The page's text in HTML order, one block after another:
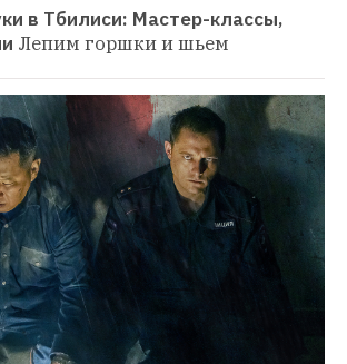
в Тбилиси: Мастер-классы,
Лепим горшки и шьем